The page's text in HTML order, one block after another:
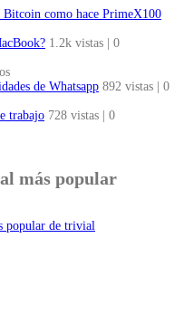
como hace PrimeX100
1.2k vistas
0
de Whatsapp 892 vistas
0
trabajo 728 vistas
0
más popular